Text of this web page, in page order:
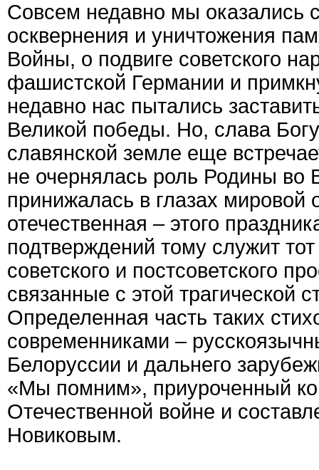
Совсем недавно мы оказались
осквернения и уничтожения
Войны, о подвиге советского
фашистской Германии и
недавно нас пытались
Великой победы. Но, слава
славянской земле еще
не очернялась роль Родины во
принижалась в глазах мировой
отечественная – этого
подтверждений тому служит
советского и постсоветского
связанные с этой трагической
Определенная часть таких
современниками –
Белоруссии и дальнего
«Мы помним», приуроченный
Отечественной войне и
Новиковым.